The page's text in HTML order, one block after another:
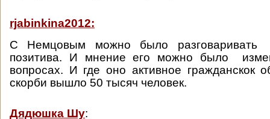
rjabinkina2012:
С Немцовым можно было разговаривать
позитива. И мнение его можно было
вопросах. И где оно активное гражданскок
скорби вышло 50 тысяч человек.
Дядюшка Шу: